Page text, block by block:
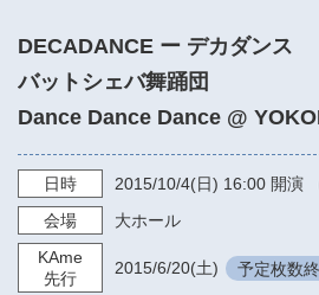
DECADANCE ー デカダンス
バットシェバ舞踊団
Dance Dance Dance @
日時 2015/10/4(日) 16:00 開演
会場
大ホール
KAme
先行
2015/6/20(土) 予定枚数